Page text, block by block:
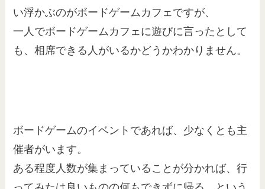
い浮かぶのがボードゲームカフェですが、
一人でボードゲームカフェに遊びに言ったとして
も、相席できる人がいるかどうかわかりません。
ボードゲームのイベントであれば、少なくとも主
催者がいます。
ある程度人数が集まっていることが分かれば、行